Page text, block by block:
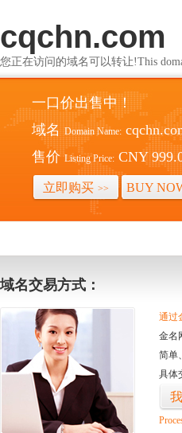
cqchn.com
您正在访问的域名可以转让!This
一口价出售中！
域名 Domain Name:
售价 Listing Price: CNY
立即购买 >> BUY
域名交易方式：
通过
金名
简单
具体